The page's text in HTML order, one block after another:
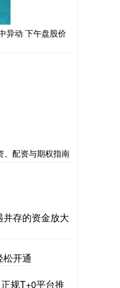
异动 下午盘股价
、配资与期权指南
存的资金放大
开通
规T+0平台推